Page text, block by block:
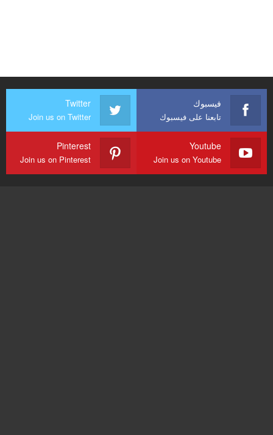
فيسبوك
تابعنا على فيسبوك
Twitter
Join us on Twitter
Youtube
Join us on Youtube
Pinterest
Join us on Pinterest